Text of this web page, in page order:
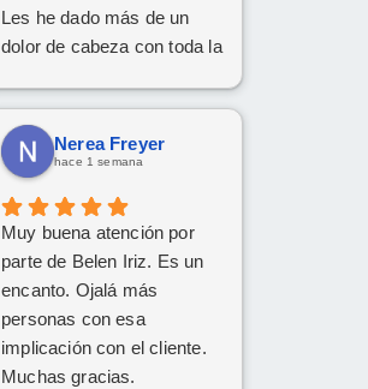
Les he dado más de un
dolor de cabeza con toda la
trámites, pero siempre han
tenido una paciencia
increíble y un trato cercano
implicación y
profesionalidad, al final han
conseguido sacar adelante
la operación de renting.
Da gusto encontrarse con
personas así. ¡Mil gracias
Nerea Freyer
hace 1 semana
Muy buena atención por
parte de Belen Iriz. Es un
encanto. Ojalá más
personas con esa
implicación con el cliente.
Muchas gracias.